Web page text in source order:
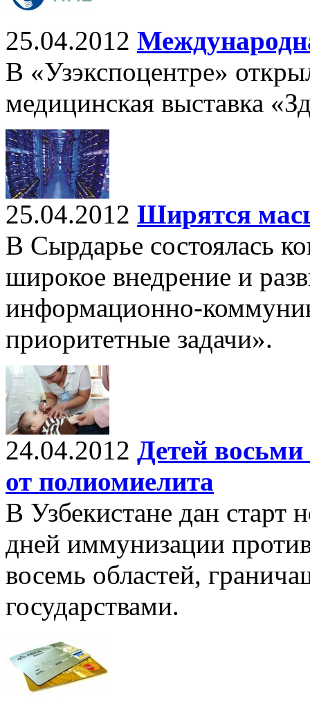
25.04.2012
В «Узэкспоцентре»
медицинская выставка
25.04.2012 Ширятся
В Сырдарье состоялась
широкое внедрение и
информационно-
приоритетные задачи».
24.04.2012 Детей
от полиомиелита
В Узбекистане дан
дней иммунизации
восемь областей,
государствами.